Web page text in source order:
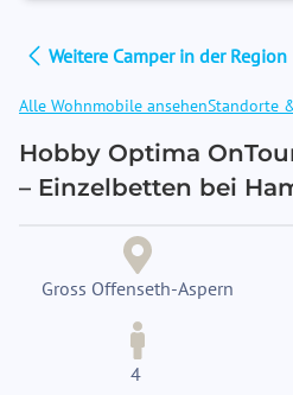
Weitere Camper in der Region
Alle Wohnmobile ansehenStandorte
Hobby Optima
– Einzelbetten bei
Gross Offenseth-Aspern
4